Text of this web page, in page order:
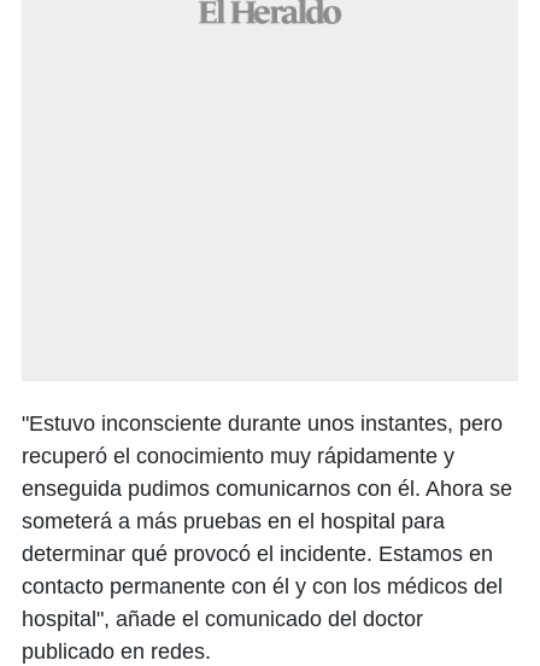
"Estuvo inconsciente durante unos instantes, pero
recuperó el conocimiento muy rápidamente y
enseguida pudimos comunicarnos con él. Ahora se
someterá a más pruebas en el hospital para
determinar qué provocó el incidente. Estamos en
contacto permanente con él y con los médicos del
hospital", añade el comunicado del doctor
publicado en redes.